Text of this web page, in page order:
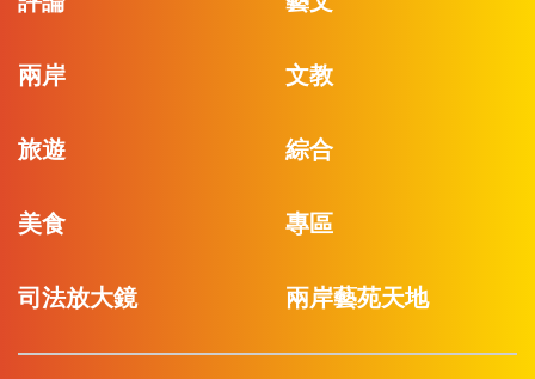
兩岸 文教
旅遊 綜合
美食 專區
司法放大鏡 兩岸藝苑天地